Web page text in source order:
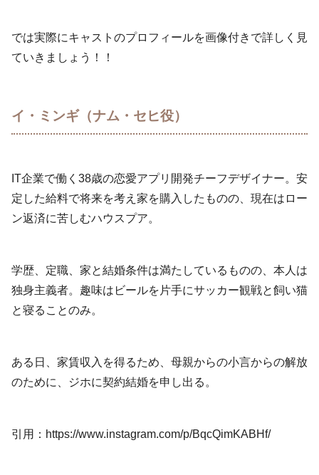
では実際にキャストのプロフィールを画像付きで詳しく見
ていきましょう！！
イ・ミンギ（ナム・セヒ役）
IT企業で働く38歳の恋愛アプリ開発チーフデザイナー。安
定した給料で将来を考え家を購入したものの、現在はロー
ン返済に苦しむハウスプア。
学歴、定職、家と結婚条件は満たしているものの、本人は
独身主義者。趣味はビールを片手にサッカー観戦と飼い猫
と寝ることのみ。
ある日、家賃収入を得るため、母親からの小言からの解放
のために、ジホに契約結婚を申し出る。
引用：https://www.instagram.com/p/BqcQimKABHf/